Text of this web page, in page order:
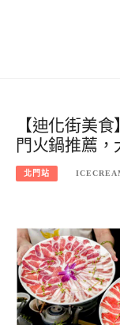
【迪化街美
門火鍋推薦
北門站